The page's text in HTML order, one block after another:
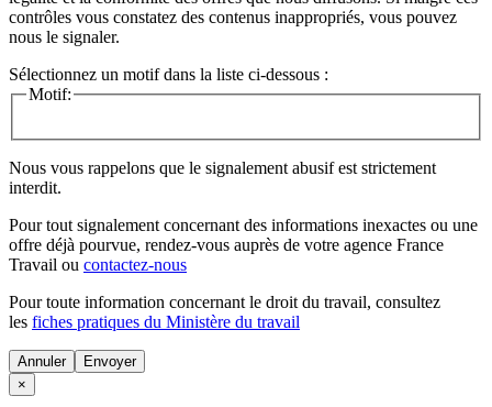
contrôles vous constatez des contenus inappropriés, vous pouvez
nous le signaler.
Sélectionnez un motif dans la liste ci-dessous :
Motif:
Nous vous rappelons que le signalement abusif est strictement
interdit.
Pour tout signalement concernant des informations inexactes ou une
offre déjà pourvue, rendez-vous auprès de votre agence France
Travail ou contactez-nous
Pour toute information concernant le droit du travail, consultez
les fiches pratiques du Ministère du travail
Annuler
×